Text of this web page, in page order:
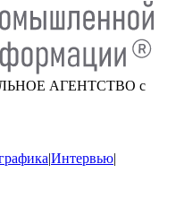
АГЕНТСТВО с
|Интервью|